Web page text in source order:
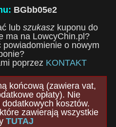
BGbb05e2
lub szukaszkuponu do
ma na LowcyChin.pl?
o nowym
poprzez KONTAKT
końcową (zawiera vat,
opłaty). Nie
kosztów.
zawierają wszystkie
TUTAJ